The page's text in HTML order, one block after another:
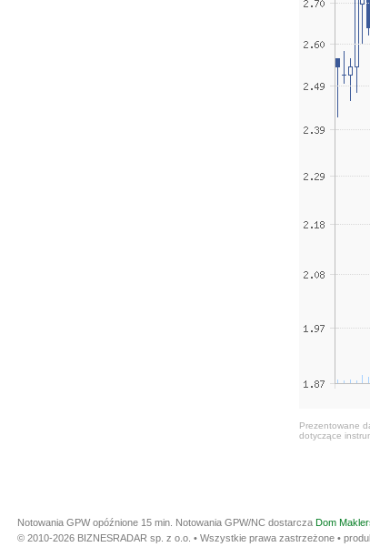
Prezentowane
dotyczące
Notowania GPW opóźnione 15 min. Notowania GPW/NC dostarcza Dom
© 2010-2026 BIZNESRADAR sp. z o.o. • Wszystkie prawa zastrzeżone •